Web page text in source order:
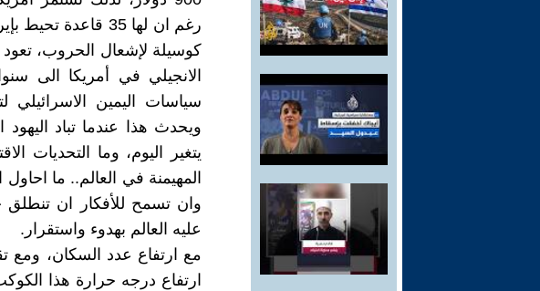
رغم ان لها 35
كوسيلة لإشعال الحروب، تعود
الانجيلي في أمريكا الى
سياسات اليمين الاسرائيلي
ويحدث هذا عندما تباد
يتغير اليوم، وما التحديات
المهيمنة في العالم.. ما
وان تسمح للأفكار ان تنطلق
عليه العالم بهدوء واستقرار.
مع ارتفاع عدد السكان، ومع
ارتفاع درجه حرارة هذا